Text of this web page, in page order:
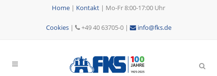
Home | Kontakt | Mo-Fr 8:00-17:00 Uhr
Cookies| +49 40 63705-0 | info@fks.de